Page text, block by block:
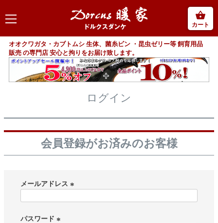
カート
オオクワガタ・カブトムシ 生体、菌糸ビン ・昆虫ゼリー等 飼育用品
販売 の専門店 安心と拘りをお届け致します。
ログイン
会員登録がお済みのお客様
メールアドレス
パスワード